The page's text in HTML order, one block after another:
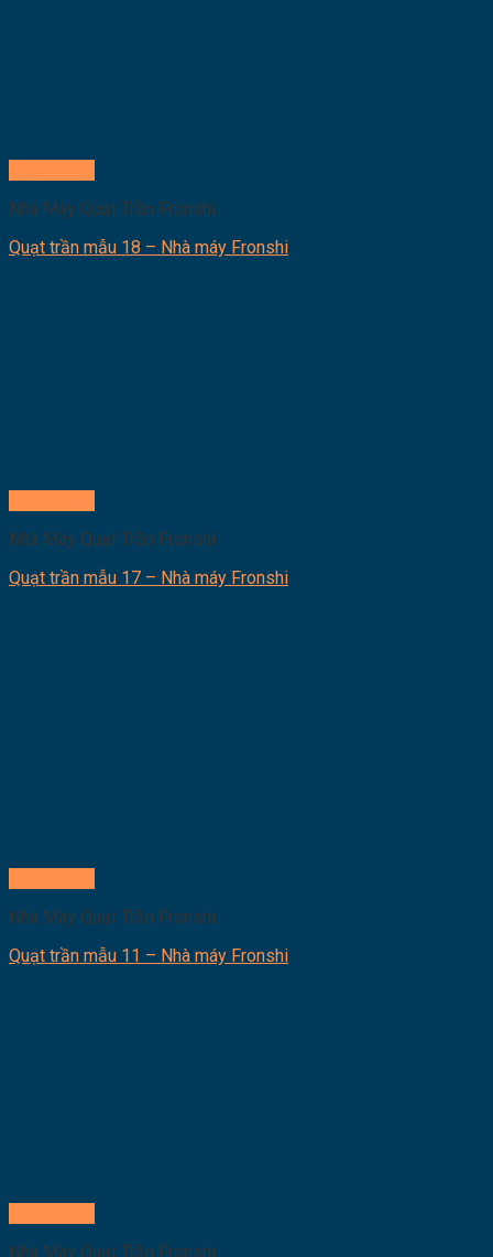
Nhà Máy Quạt Trần Fronshi
Quạt trần mẫu 18 – Nhà máy Fronshi
Nhà Máy Quạt Trần Fronshi
Quạt trần mẫu 17 – Nhà máy Fronshi
Nhà Máy Quạt Trần Fronshi
Quạt trần mẫu 11 – Nhà máy Fronshi
Nhà Máy Quạt Trần Fronshi